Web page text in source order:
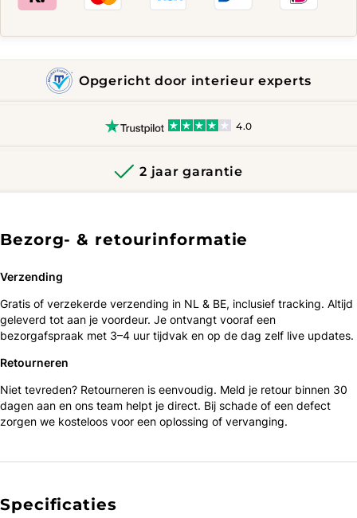
Opgericht door interieur experts
4.0
2 jaar garantie
Bezorg- & retourinformatie
Verzending
Gratis of verzekerde verzending in NL & BE, inclusief tracking. Altijd
geleverd tot aan je voordeur. Je ontvangt vooraf een
bezorgafspraak met 3–4 uur tijdvak en op de dag zelf live updates.
Retourneren
Niet tevreden? Retourneren is eenvoudig. Meld je retour binnen 30
dagen aan en ons team helpt je direct. Bij schade of een defect
zorgen we kosteloos voor een oplossing of vervanging.
Specificaties